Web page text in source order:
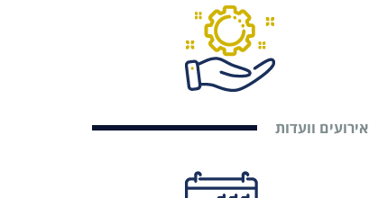
אירועים וועדות